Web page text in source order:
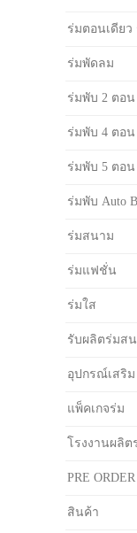
ร่มตอนเดียว
ร่มพัดลม
ร่มพับ 2 ตอน
ร่มพับ 4 ตอน
ร่มพับ 5 ตอน
ร่มพับ Auto
ร่มสนาม
ร่มแฟชั่น
ร่มใส
รับผลิตร่มส
อุปกรณ์เสริม
แพ็คเกจร่ม
โรงงานผลิ
PRE ORDER
สินค้า